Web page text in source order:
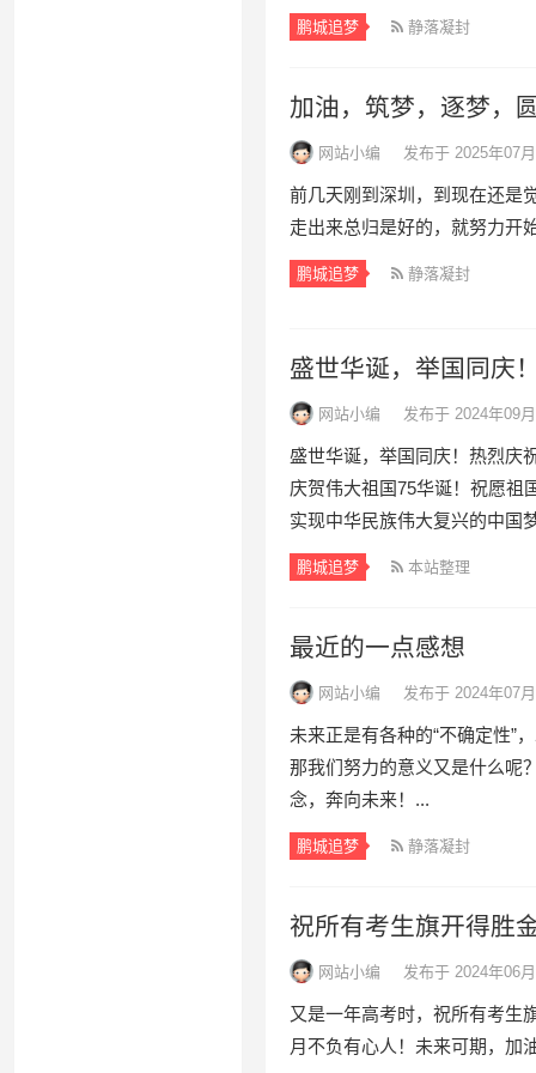
鹏城追梦 静落凝封
加油，筑梦，逐梦，
网站小编 发布于 2025年07
前几天刚到深圳，到现在还是
走出来总归是好的，就努力开
鹏城追梦 静落凝封
盛世华诞，举国同庆
网站小编 发布于 2024年09
盛世华诞，举国同庆！热烈庆
庆贺伟大祖国75华诞！祝愿祖
实现中华民族伟大复兴的中国
鹏城追梦 本站整理
最近的一点感想
网站小编 发布于 2024年07
未来正是有各种的“不确定性”
那我们努力的意义又是什么呢
念，奔向未来！...
鹏城追梦 静落凝封
祝所有考生旗开得胜
网站小编 发布于 2024年06
又是一年高考时，祝所有考生
月不负有心人！未来可期，加